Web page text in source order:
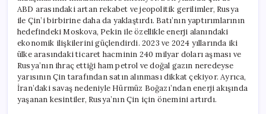
ABD arasındaki artan rekabet ve jeopolitik gerilimler, Rusya
ile Çin’i birbirine daha da yaklaştırdı. Batı’nın yaptırımlarının
hedefindeki Moskova, Pekin ile özellikle enerji alanındaki
ekonomik ilişkilerini güçlendirdi. 2023 ve 2024 yıllarında iki
ülke arasındaki ticaret hacminin 240 milyar doları aşması ve
Rusya’nın ihraç ettiği ham petrol ve doğal gazın neredeyse
yarısının Çin tarafından satın alınması dikkat çekiyor. Ayrıca,
İran’daki savaş nedeniyle Hürmüz Boğazı’ndan enerji akışında
yaşanan kesintiler, Rusya’nın Çin için önemini artırdı.